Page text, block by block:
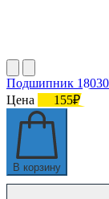
Подшипник
Цена
155₽
В корзину